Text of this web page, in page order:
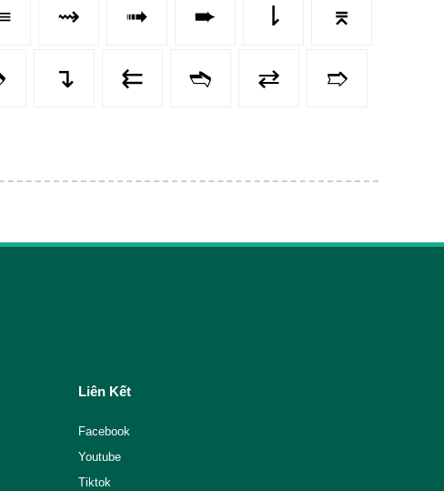
⇝ ➟ ➨ ⇂ ⌆
↴ ⇇ ➬ ⇄ ➱
Liên Kết
Facebook
Youtube
Tiktok